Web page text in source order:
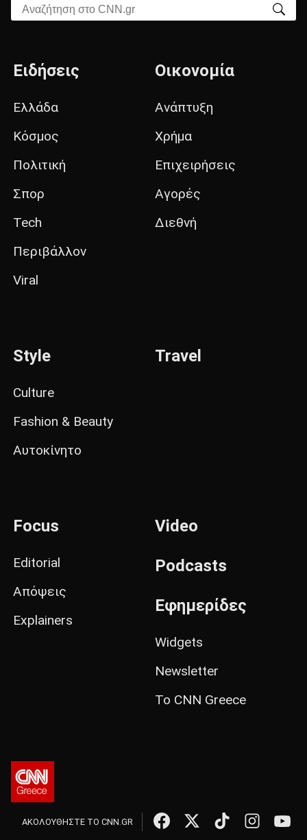
Αναζήτηση στο CNN.gr
Ειδήσεις
Ελλάδα
Κόσμος
Πολιτική
Σπορ
Tech
Περιβάλλον
Viral
Οικονομία
Ανάπτυξη
Χρήμα
Επιχειρήσεις
Αγορές
Διεθνή
Style
Culture
Fashion & Beauty
Αυτοκίνητο
Travel
Focus
Editorial
Απόψεις
Explainers
Video
Podcasts
Εφημερίδες
Widgets
Newsletter
Το CNN Greece
ΑΚΟΛΟΥΘΗΣΤΕ ΤΟ CNN.GR